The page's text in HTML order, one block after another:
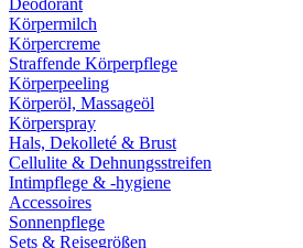
Deodorant
Körpermilch
Körpercreme
Straffende Körperpflege
Körperpeeling
Körperöl, Massageöl
Körperspray
Hals, Dekolleté & Brust
Cellulite & Dehnungsstreifen
Intimpflege & -hygiene
Accessoires
Sonnenpflege
Sets & Reisegrößen